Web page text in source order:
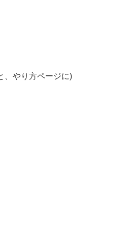
、やり方ページに)